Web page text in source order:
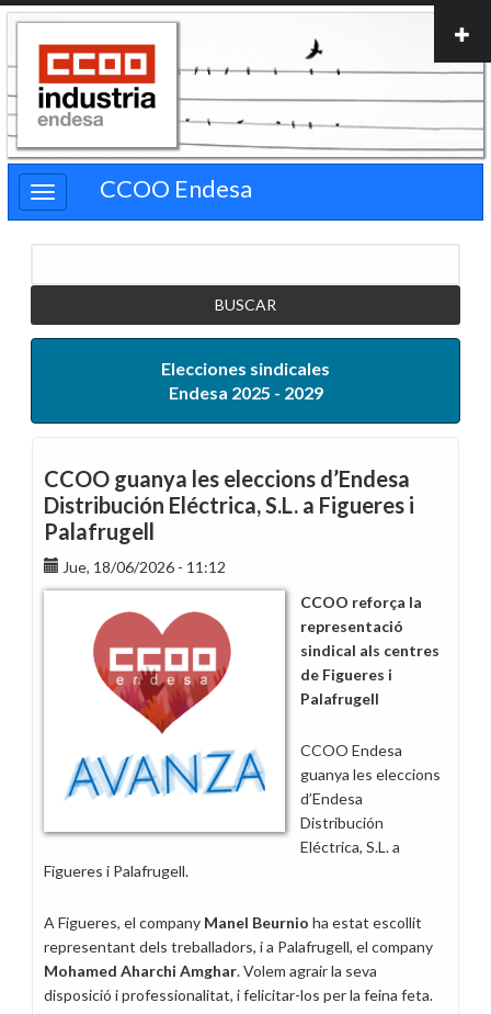
Pasar
contenido
principal
CCOO Endesa
Elecciones sindicales
Endesa 2025 - 2029
CCOO guanya les eleccions d’Endesa
Distribución Eléctrica, S.L. a Figueres i
Palafrugell
Jue, 18/06/2026 - 11:12
CCOO reforça la
representació
sindical als centres
de Figueres i
Palafrugell
CCOO Endesa
guanya les eleccions
d’Endesa
Distribución
Eléctrica, S.L. a
Figueres i Palafrugell.
A Figueres, el company Manel Beurnio ha estat escollit
representant dels treballadors, i a Palafrugell, el company
Mohamed Aharchi Amghar. Volem agrair la seva
disposició i professionalitat, i felicitar-los per la feina feta.